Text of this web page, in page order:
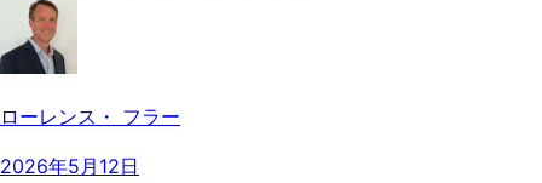
ローレンス・ フラー
2026年5月12日